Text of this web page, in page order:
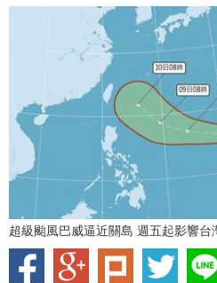
超級颱風巴威逼近關島 週五起影響台